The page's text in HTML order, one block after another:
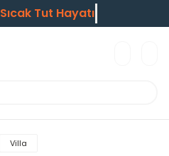
Sıcak Tut Hayatı
Villa